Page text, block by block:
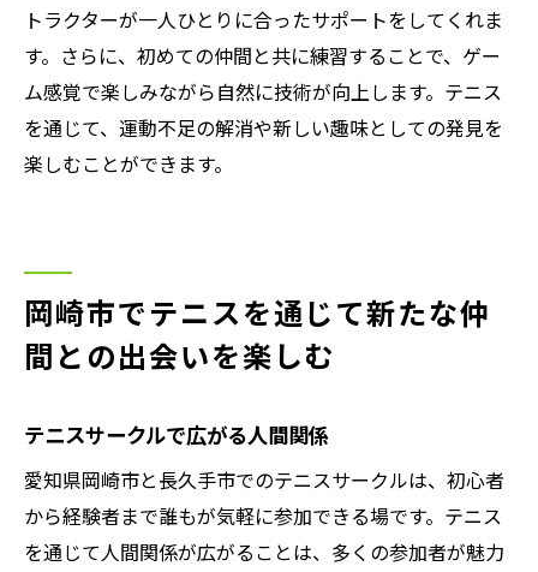
トラクターが一人ひとりに合ったサポートをしてくれま
す。さらに、初めての仲間と共に練習することで、ゲー
ム感覚で楽しみながら自然に技術が向上します。テニス
を通じて、運動不足の解消や新しい趣味としての発見を
楽しむことができます。
岡崎市でテニスを通じて新たな仲
間との出会いを楽しむ
テニスサークルで広がる人間関係
愛知県岡崎市と長久手市でのテニスサークルは、初心者
から経験者まで誰もが気軽に参加できる場です。テニス
を通じて人間関係が広がることは、多くの参加者が魅力